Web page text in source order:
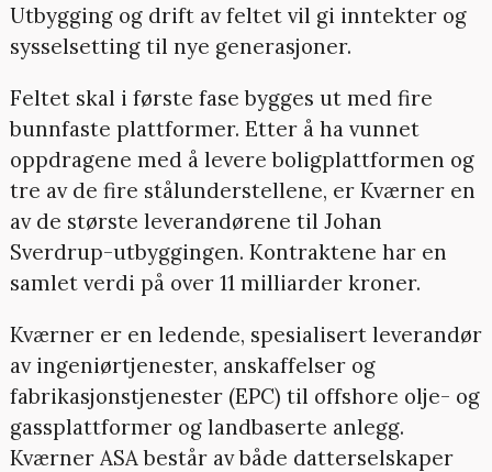
Utbygging og drift av feltet vil gi inntekter og
sysselsetting til nye generasjoner.
Feltet skal i første fase bygges ut med fire
bunnfaste plattformer. Etter å ha vunnet
oppdragene med å levere boligplattformen og
tre av de fire stålunderstellene, er Kværner en
av de største leverandørene til Johan
Sverdrup-utbyggingen. Kontraktene har en
samlet verdi på over 11 milliarder kroner.
Kværner er en ledende, spesialisert leverandør
av ingeniørtjenester, anskaffelser og
fabrikasjonstjenester (EPC) til offshore olje- og
gassplattformer og landbaserte anlegg.
Kværner ASA består av både datterselskaper